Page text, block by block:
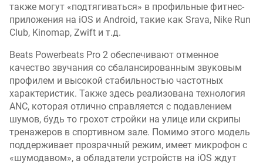
также могут «подтягиваться» в профильные фитнес-
приложения на iOS и Android, такие как Srava, Nike Run
Club, Kinomap, Zwift и т.д.
Beats Powerbeats Pro 2 обеспечивают отменное
качество звучания со сбалансированным звуковым
профилем и высокой стабильностью частотных
характеристик. Также здесь реализована технология
ANC, которая отлично справляется с подавлением
шумов, будь то грохот стройки на улице или скрипы
тренажеров в спортивном зале. Помимо этого модель
поддерживает прозрачный режим, имеет микрофон с
«шумодавом», а обладатели устройств на iOS ждут